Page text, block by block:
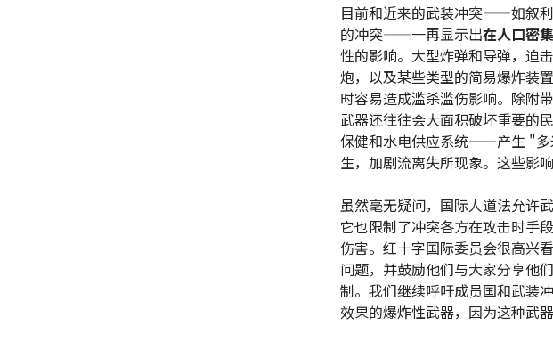
目前和近来的武装冲突——如叙
的冲突——一再显示出在人口密
性的影响。大型炸弹和导弹，迫
炮，以及某些类型的简易爆炸装
时容易造成滥杀滥伤影响。除附
武器还往往会大面积破坏重要
保健和水电供应系统——产生 "多
生，加剧流离失所现象。这些影
虽然毫无疑问，国际人道法允许
它也限制了冲突各方在攻击时手
伤害。红十字国际委员会很高兴
问题，并鼓励他们与大家分享他
制。我们继续呼吁成员国和武装
效果的爆炸性武器，因为这种武